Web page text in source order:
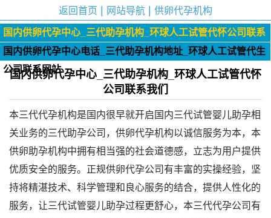
返回首页 网站导航 供卵代孕机构
国内供卵代孕中心_三代助孕机构_环球人工试管代怀公司联系
我们
国内供卵代孕中心电话_三代助孕机构地址_环球人工试管代生
公司联系网站
国内供卵代孕中心_三代助孕机构_环球人工试管代怀
公司联系我们
本三代代孕机构是国内很早就开启国内三代试管婴儿助孕相
关业务的三代助孕公司，供卵代孕机构以诚信服务为本，本
供卵助孕机构中拥有相当强的社会道德感，立志为用户提供
优质安全的服务。正规供卵代孕公司有丰富的实操经验，坚
持将精湛技术、科学管理和良心服务的结合，提供人性化的
服务，让三代试管婴儿助孕过程更舒心，本三代代孕公司有